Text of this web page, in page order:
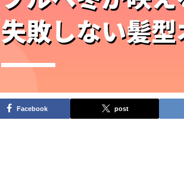
Facebook post